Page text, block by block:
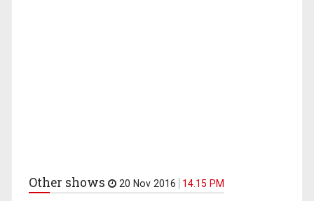
Other shows 20 Nov 2016 14.15 PM